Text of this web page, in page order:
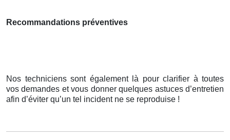
Recommandations préventives
Nos techniciens sont également là pour clarifier à toutes
vos demandes et vous donner quelques astuces d’entretien
afin d’éviter qu’un tel incident ne se reproduise !